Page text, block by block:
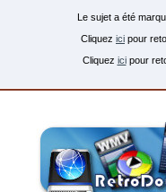
Le sujet a été
Cliquez ici pour
Cliquez icipour